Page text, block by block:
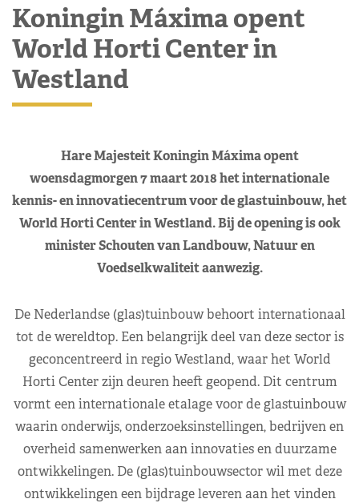
Koningin Máxima opent
World Horti Center in
Westland
Hare Majesteit Koningin Máxima opent
woensdagmorgen 7 maart 2018 het internationale
kennis- en innovatiecentrum voor de glastuinbouw, het
World Horti Center in Westland. Bij de opening is ook
minister Schouten van Landbouw, Natuur en
Voedselkwaliteit aanwezig.
De Nederlandse (glas)tuinbouw behoort internationaal
tot de wereldtop. Een belangrijk deel van deze sector is
geconcentreerd in regio Westland, waar het World
Horti Center zijn deuren heeft geopend. Dit centrum
vormt een internationale etalage voor de glastuinbouw
waarin onderwijs, onderzoeksinstellingen, bedrijven en
overheid samenwerken aan innovaties en duurzame
ontwikkelingen. De (glas)tuinbouwsector wil met deze
ontwikkelingen een bijdrage leveren aan het vinden